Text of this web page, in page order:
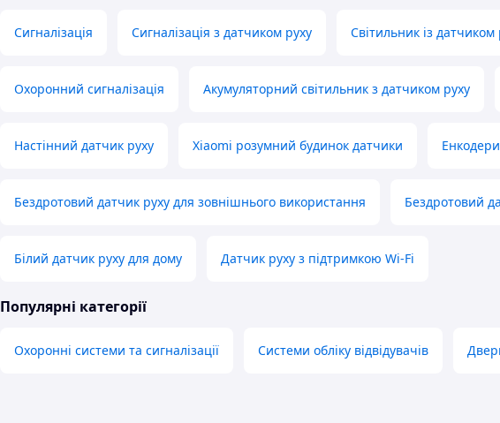
Сигналізація Сигналізація з датчиком руху Світильник із
Охоронний сигналізація Акумуляторний світильник з датчиком руху
Настінний датчик руху Xiaomi розумний будинок датчики Енкодери
Бездротовий датчик руху для зовнішнього використання Бездротовий
Білий датчик руху для дому Датчик руху з підтримкою Wi-Fi
Популярні категорії
Охоронні системи та сигналізації Системи обліку відвідувачів